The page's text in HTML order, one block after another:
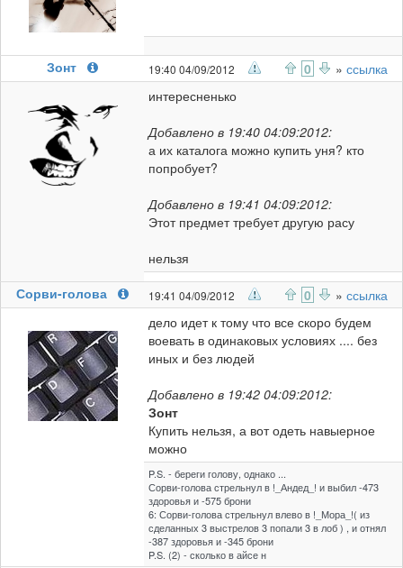
Зонт 19:40 04/09/2012 0 » ссылка
интересненько
Добавлено в 19:40 04:09:2012:
а их каталога можно купить уня? кто
попробует?
Добавлено в 19:41 04:09:2012:
Этот предмет требует другую расу
нельзя
Сорви-голова
19:41 04/09/2012 0 » ссылка
дело идет к тому что все скоро будем
воевать в одинаковых условиях .... без
иных и без людей
Добавлено в 19:42 04:09:2012:
Зонт
Купить нельзя, а вот одеть навыерное
можно
P.S. - береги голову, однако ...
Сорви-голова стрельнул в !_Андед_! и выбил -473
здоровья и -575 брони
6: Сорви-голова стрельнул влево в !_Мора_!( из
сделанных 3 выстрелов 3 попали 3 в лоб ) , и отнял
-387 здоровья и -345 брони
P.S. (2) - сколько в айсе н